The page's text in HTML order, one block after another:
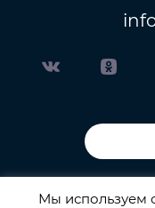
Мы используем